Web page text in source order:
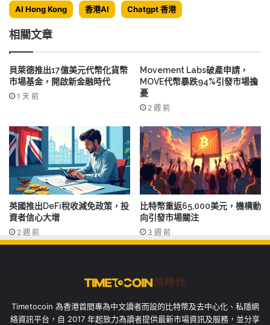
AI Hong Kong 香港AI Chatgpt 香港
相關文章
貝萊德推出17億美元代幣化貨幣
市場基金，開啟新金融時代
1 天 前
Movement Labs破產申請，
MOVE代幣暴跌94%引發市場擔
憂
2 週 前
英國推出DeFi稅收減免政策，投
資者信心大增
2 週 前
比特幣重返65,000美元，機構動
向引發市場關注
3 週 前
Timetocoin 為香港首間專為中文讀者而設的比特幣及去中心化、私隱網
絡資訊平台，自 2017 年起致力為讀者提供最新市場資訊及服務，並分享